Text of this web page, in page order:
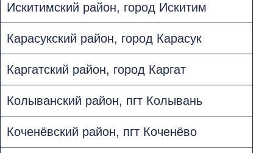
Искитимский район, город Искитим
Карасукский район, город Карасук
Каргатский район, город Каргат
Колыванский район, пгт Колывань
Коченёвский район, пгт Коченёво